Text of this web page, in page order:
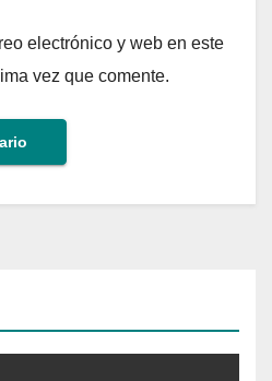
electrónico y web en este
vez que comente.